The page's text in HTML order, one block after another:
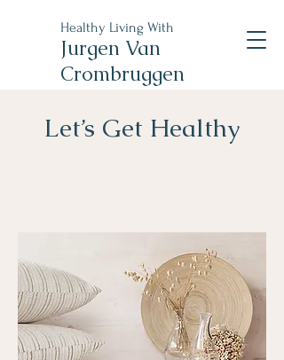
Healthy Living With
Jurgen Van
Crombruggen
Let’s Get Healthy